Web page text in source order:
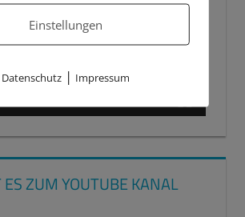
ES ZUM YOUTUBE KANAL
Einstellungen
Datenschutz| Impressum